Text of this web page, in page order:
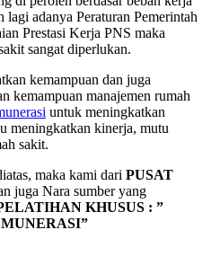
adanya Peraturan Pemerintah
Prestasi Kerja PNS maka
sangat diperlukan.
kemampuan dan juga
kemampuan manajemen rumah
untuk meningkatkan
meningkatkan kinerja, mutu
sakit.
maka kami dari PUSAT
juga Nara sumber yang
KHUSUS : ”